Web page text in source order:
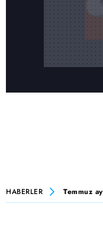
HABERLER Temmuz